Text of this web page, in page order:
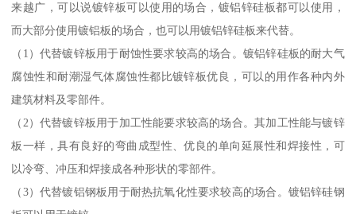
来越广，可以说镀锌板可以使用的场合，镀铝锌硅板都可以使用，
而大部分使用镀铝板的场合，也可以用镀铝锌硅板来代替。
（1）代替镀锌板用于耐蚀性要求较高的场合。镀铝锌硅板的耐大气
腐蚀性和耐潮湿气体腐蚀性都比镀锌板优良，可以的用作各种内外
建筑材料及零部件。
（2）代替镀锌板用于加工性能要求较高的场合。其加工性能与镀锌
板一样，具有良好的弯曲成型性、优良的单向延展性和焊接性，可
以冷弯、冲压和焊接成各种形状的零部件。
（3）代替镀铝钢板用于耐热抗氧化性要求较高的场合。镀铝锌硅钢